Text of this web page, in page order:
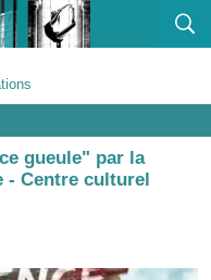
gueule" par la
- Centre culturel